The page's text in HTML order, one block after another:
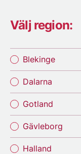
Välj region:
Blekinge
Dalarna
Gotland
Gävleborg
Halland